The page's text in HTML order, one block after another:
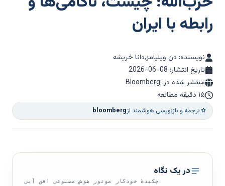
رابطه با ایران
نویسنده: دن ویلیامز,دانا خریشه
تاریخ انتشار: 2026-06-08
منتشر شده در: Bloomberg
۱۵ دقیقه مطالعه
ترجمه و بازنویسی هوشمند ازbloomberg
در یک نگاه
چکیدهٔ خودکار موتور هوش مصنوعی افق آبی